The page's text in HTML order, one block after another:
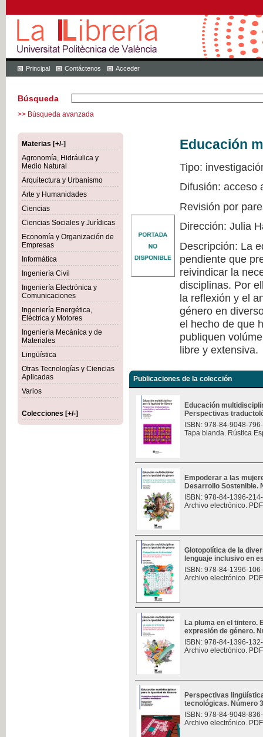
Principal Contáctenos Acceder
Búsqueda
>> Búsqueda avanzada
Materias [+/-]
Agronomía, Hidráulica y
Medio Natural
Arquitectura y Urbanismo
Arte y Humanidades
Ciencias
Ciencias Sociales y Jurídicas
Economía y Organización de
Empresas
Informática
Ingeniería Civil
Ingeniería Electrónica y
Comunicaciones
Ingeniería Energética,
Eléctrica y Motores
Ingeniería Mecánica y de
Materiales
Lingüística
Otras Tecnologías y Ciencias
Aplicadas
Varios
Colecciones [+/-]
Educación
Tipo:
Difusión: acceso
Revisión por
Dirección: Julia
Descripción: La
pendiente que
reivindicar la
disciplinas. Por
la reflexión y el
género en
el hecho de que
publiquen
libre y extensiva.
Publicaciones de la colección
Educación
Perspectivas
ISBN: 978-84-9048-
Tapa blanda. Rústica
Empoderar a las
Desarrollo Sostenible.
ISBN: 978-84-1396-
Archivo electrónico.
Glotopolítica de la
lenguaje inclusivo en
ISBN: 978-84-1396-
Archivo electrónico.
La pluma en el tintero.
expresión de género.
ISBN: 978-84-1396-
Archivo electrónico.
Perspectivas
tecnológicas. Número 3
ISBN: 978-84-9048-
Archivo electrónico.